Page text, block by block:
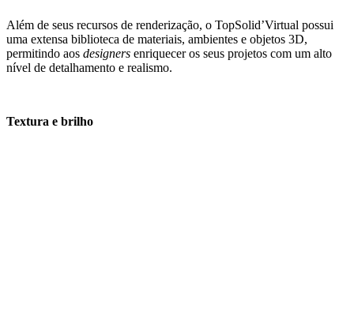
Além de seus recursos de renderização, o TopSolid’Virtual possui
uma extensa biblioteca de materiais, ambientes e objetos 3D,
permitindo aos designers enriquecer os seus projetos com um alto
nível de detalhamento e realismo.
Textura e brilho